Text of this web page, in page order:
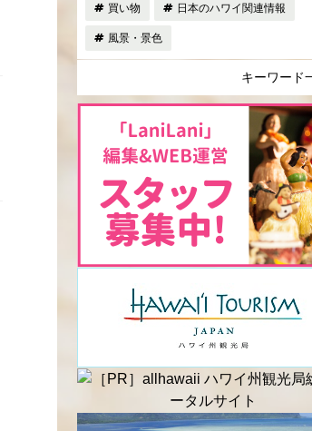
買い物 日本のハワイ関連情報
風景・景色
キーワード